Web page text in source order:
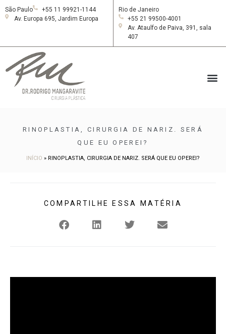
São Paulo
+55 11 99921-1144
Av. Europa 695, Jardim Europa
Rio de Janeiro
+55 21 99500-4001
Av. Ataulfo de Paiva, 391, sala
407
RINOPLASTIA, CIRURGIA DE NARIZ. SERÁ
QUE EU OPEREI?
INÍCIO » RINOPLASTIA, CIRURGIA DE NARIZ. SERÁ QUE EU OPEREI?
COMPARTILHE ESSA MATÉRIA